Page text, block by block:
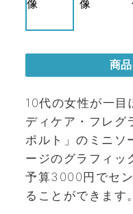
10代の女性が一目
ディケア・フレグ
ポルト」のミニソ
ージのグラフィッ
予算3000円でセ
ることができます。